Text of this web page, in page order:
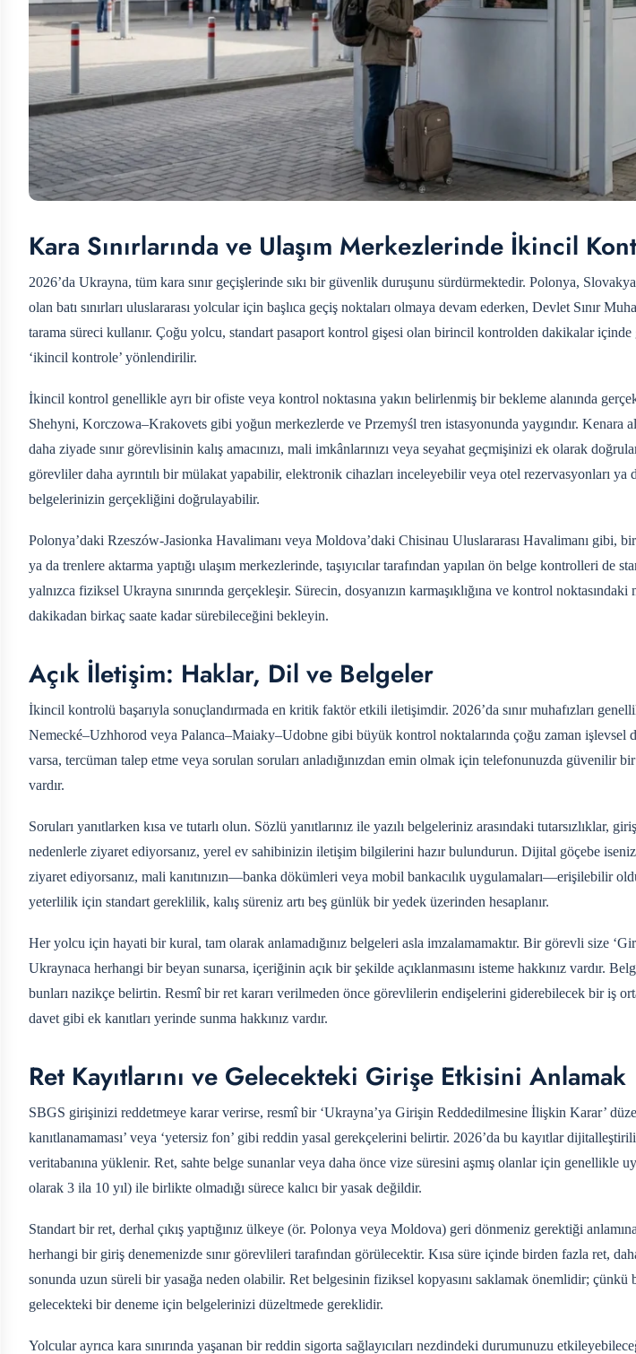
Kara Sınırlarında ve Ulaşım Merkezlerinde İkincil
2026’da Ukrayna, tüm kara sınır geçişlerinde sıkı bir güvenlik duruşunu sürdürmektedir. Polonya,
olan batı sınırları uluslararası yolcular için başlıca geçiş noktaları olmaya devam ederken, Devlet Sınır
tarama süreci kullanır. Çoğu yolcu, standart pasaport kontrol gişesi olan birincil kontrolden dakikalar içinde
‘ikincil kontrole’ yönlendirilir.
İkincil kontrol genellikle ayrı bir ofiste veya kontrol noktasına yakın belirlenmiş bir bekleme alanında
Shehyni, Korczowa–Krakovets gibi yoğun merkezlerde ve Przemyśl tren istasyonunda yaygındır. Kenara
daha ziyade sınır görevlisinin kalış amacınızı, mali imkânlarınızı veya seyahat geçmişinizi ek olarak
görevliler daha ayrıntılı bir mülakat yapabilir, elektronik cihazları inceleyebilir veya otel rezervasyonları
belgelerinizin gerçekliğini doğrulayabilir.
Polonya’daki Rzeszów-Jasionka Havalimanı veya Moldova’daki Chisinau Uluslararası Havalimanı gibi,
ya da trenlere aktarma yaptığı ulaşım merkezlerinde, taşıyıcılar tarafından yapılan ön belge kontrolleri de
yalnızca fiziksel Ukrayna sınırında gerçekleşir. Sürecin, dosyanızın karmaşıklığına ve kontrol
dakikadan birkaç saate kadar sürebileceğini bekleyin.
Açık İletişim: Haklar, Dil ve Belgeler
İkincil kontrolü başarıyla sonuçlandırmada en kritik faktör etkili iletişimdir. 2026’da sınır muhafızları
Nemecké–Uzhhorod veya Palanca–Maiaky–Udobne gibi büyük kontrol noktalarında çoğu zaman işlevsel
varsa, tercüman talep etme veya sorulan soruları anladığınızdan emin olmak için telefonunuzda güvenilir
vardır.
Soruları yanıtlarken kısa ve tutarlı olun. Sözlü yanıtlarınız ile yazılı belgeleriniz arasındaki tutarsızlıklar,
nedenlerle ziyaret ediyorsanız, yerel ev sahibinizin iletişim bilgilerini hazır bulundurun. Dijital göçebe
ziyaret ediyorsanız, mali kanıtınızın—banka dökümleri veya mobil bankacılık uygulamaları—erişilebilir
yeterlilik için standart gereklilik, kalış süreniz artı beş günlük bir yedek üzerinden hesaplanır.
Her yolcu için hayati bir kural, tam olarak anlamadığınız belgeleri asla imzalamamaktır. Bir görevli size
Ukraynaca herhangi bir beyan sunarsa, içeriğinin açık bir şekilde açıklanmasını isteme hakkınız vardır.
bunları nazikçe belirtin. Resmî bir ret kararı verilmeden önce görevlilerin endişelerini giderebilecek bir iş
davet gibi ek kanıtları yerinde sunma hakkınız vardır.
Ret Kayıtlarını ve Gelecekteki Girişe Etkisini Anlamak
SBGS girişinizi reddetmeye karar verirse, resmî bir ‘Ukrayna’ya Girişin Reddedilmesine İlişkin Karar’
kanıtlanamaması’ veya ‘yetersiz fon’ gibi reddin yasal gerekçelerini belirtir. 2026’da bu kayıtlar
veritabanına yüklenir. Ret, sahte belge sunanlar veya daha önce vize süresini aşmış olanlar için genellikle
olarak 3 ila 10 yıl) ile birlikte olmadığı sürece kalıcı bir yasak değildir.
Standart bir ret, derhal çıkış yaptığınız ülkeye (ör. Polonya veya Moldova) geri dönmeniz gerektiği
herhangi bir giriş denemenizde sınır görevlileri tarafından görülecektir. Kısa süre içinde birden fazla ret,
sonunda uzun süreli bir yasağa neden olabilir. Ret belgesinin fiziksel kopyasını saklamak önemlidir;
gelecekteki bir deneme için belgelerinizi düzeltmede gereklidir.
Yolcular ayrıca kara sınırında yaşanan bir reddin sigorta sağlayıcıları nezdindeki durumunuzu